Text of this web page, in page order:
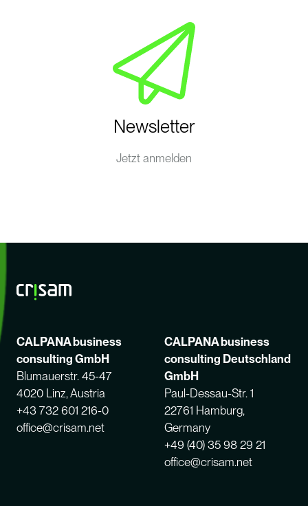
Newsletter
Jetzt anmelden
CALPANA business
consulting GmbH
Blumauerstr. 45-47
4020 Linz, Austria
+43 732 601 216-0
office@crisam.net
CALPANA business
consulting Deutschland
GmbH
Paul-Dessau-Str. 1
22761 Hamburg,
Germany
+49 (40) 35 98 29 21
office@crisam.net